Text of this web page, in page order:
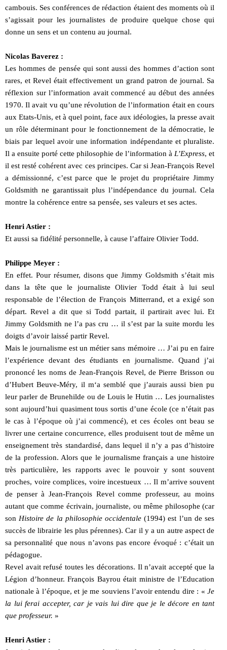
cambouis. Ses conférences de rédaction étaient des moments où il
s’agissait pour les journalistes de produire quelque chose qui
donne un sens et un contenu au journal.
Nicolas Baverez :
Les hommes de pensée qui sont aussi des hommes d’action sont
rares, et Revel était effectivement un grand patron de journal. Sa
réflexion sur l’information avait commencé au début des années
1970. Il avait vu qu’une révolution de l’information était en cours
aux Etats-Unis, et à quel point, face aux idéologies, la presse avait
un rôle déterminant pour le fonctionnement de la démocratie, le
biais par lequel avoir une information indépendante et pluraliste.
Il a ensuite porté cette philosophie de l’information à L’Express, et
il est resté cohérent avec ces principes. Car si Jean-François Revel
a démissionné, c’est parce que le projet du propriétaire Jimmy
Goldsmith ne garantissait plus l’indépendance du journal. Cela
montre la cohérence entre sa pensée, ses valeurs et ses actes.
Henri Astier :
Et aussi sa fidélité personnelle, à cause l’affaire Olivier Todd.
Philippe Meyer :
En effet. Pour résumer, disons que Jimmy Goldsmith s’était mis
dans la tête que le journaliste Olivier Todd était à lui seul
responsable de l’élection de François Mitterrand, et a exigé son
départ. Revel a dit que si Todd partait, il partirait avec lui. Et
Jimmy Goldsmith ne l’a pas cru … il s’est par la suite mordu les
doigts d’avoir laissé partir Revel.
Mais le journalisme est un métier sans mémoire … J’ai pu en faire
l’expérience devant des étudiants en journalisme. Quand j’ai
prononcé les noms de Jean-François Revel, de Pierre Brisson ou
d’Hubert Beuve-Méry, il m‘a semblé que j’aurais aussi bien pu
leur parler de Brunehilde ou de Louis le Hutin … Les journalistes
sont aujourd’hui quasiment tous sortis d’une école (ce n’était pas
le cas à l’époque où j’ai commencé), et ces écoles ont beau se
livrer une certaine concurrence, elles produisent tout de même un
enseignement très standardisé, dans lequel il n’y a pas d’histoire
de la profession. Alors que le journalisme français a une histoire
très particulière, les rapports avec le pouvoir y sont souvent
proches, voire complices, voire incestueux … Il m’arrive souvent
de penser à Jean-François Revel comme professeur, au moins
autant que comme écrivain, journaliste, ou même philosophe (car
son Histoire de la philosophie occidentale (1994) est l’un de ses
succès de librairie les plus pérennes). Car il y a un autre aspect de
sa personnalité que nous n’avons pas encore évoqué : c’était un
pédagogue.
Revel avait refusé toutes les décorations. Il n’avait accepté que la
Légion d’honneur. François Bayrou était ministre de l’Education
nationale à l’époque, et je me souviens l’avoir entendu dire : « Je
la lui ferai accepter, car je vais lui dire que je le décore en tant
que professeur. »
Henri Astier :